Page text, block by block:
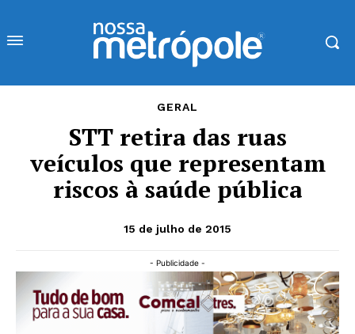
GERAL
STT retira das ruas
veículos que representam
riscos à saúde pública
15 de julho de 2015
- Publicidade -